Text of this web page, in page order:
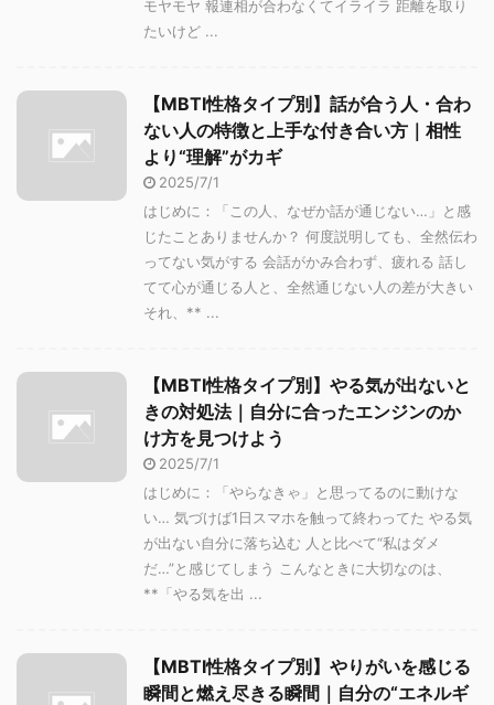
モヤモヤ 報連相が合わなくてイライラ 距離を取り
たいけど ...
【MBTI性格タイプ別】話が合う人・合わ
ない人の特徴と上手な付き合い方｜相性
より“理解”がカギ
2025/7/1
はじめに：「この人、なぜか話が通じない…」と感
じたことありませんか？ 何度説明しても、全然伝わ
ってない気がする 会話がかみ合わず、疲れる 話し
てて心が通じる人と、全然通じない人の差が大きい
それ、** ...
【MBTI性格タイプ別】やる気が出ないと
きの対処法｜自分に合ったエンジンのか
け方を見つけよう
2025/7/1
はじめに：「やらなきゃ」と思ってるのに動けな
い… 気づけば1日スマホを触って終わってた やる気
が出ない自分に落ち込む 人と比べて“私はダメ
だ…”と感じてしまう こんなときに大切なのは、
**「やる気を出 ...
【MBTI性格タイプ別】やりがいを感じる
瞬間と燃え尽きる瞬間｜自分の“エネルギ